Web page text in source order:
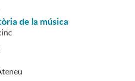
de la música